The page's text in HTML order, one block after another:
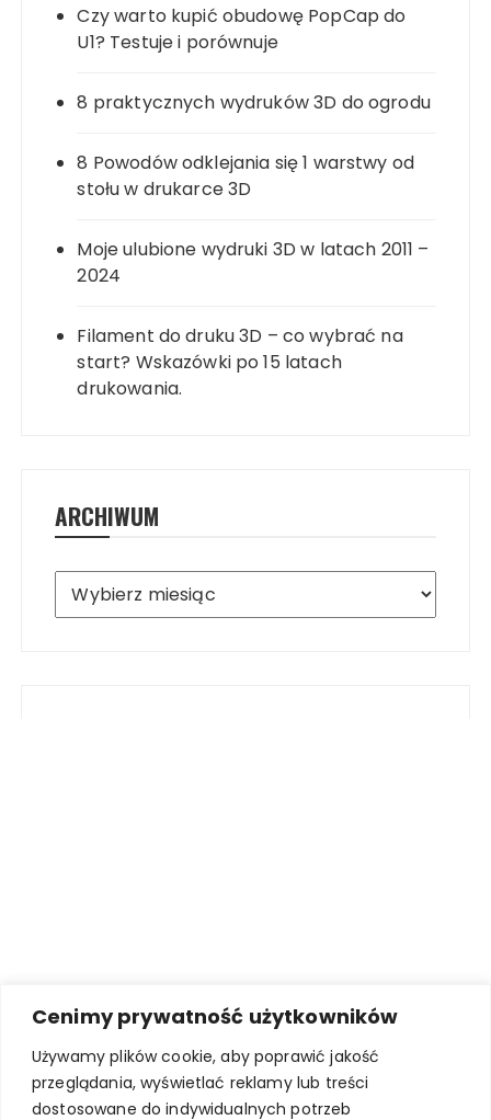
Cenimy prywatność użytkowników
Używamy plików cookie, aby poprawić jakość
przeglądania, wyświetlać reklamy lub treści
dostosowane do indywidualnych potrzeb
Czy warto kupić obudowę PopCap do
U1? Testuje i porównuje
8 praktycznych wydruków 3D do ogrodu
8 Powodów odklejania się 1 warstwy od
stołu w drukarce 3D
Moje ulubione wydruki 3D w latach 2011 –
2024
Filament do druku 3D – co wybrać na
start? Wskazówki po 15 latach
drukowania.
ARCHIWUM
Archiwum